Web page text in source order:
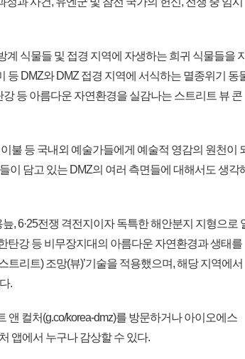
식물들 및 접경 지역에 자생하는 희귀 식물들을
등 DMZ와 DMZ 접경 지역에 서식하는 멸종위기 동
등 아름다운 자연환경을 실감나는 스트리트 뷰 콘
불 등 국내외 예술가들에게 예술적 영감의 원천이
이 담고 있는 DMZ의 여러 측면들에 대해서도 생각
, 6·25전쟁 격전지이자 독특한 해안분지 지형으로
탄강 등 비무장지대의 아름다운 자연환경과 생태를
트리트) 조망(뷰)’기술을 적용했으며, 해당 지역에서
.
컬처(g.co/korea-dmz)를 방문하거나 아이오에스
앱에서 누구나 감상할 수 있다.